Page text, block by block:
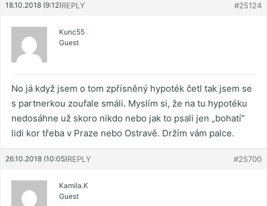
18.10.2018 (9:12) #25124
REPLY
Kunc55
Guest
No já když jsem o tom zpřísněný hypoték četl tak jsem se
s partnerkou zoufale smáli. Myslím si, že na tu hypotéku
nedosáhne už skoro nikdo nebo jak to psali jen „bohatí“
lidi kor třeba v Praze nebo Ostravě. Držím vám palce.
26.10.2018 (10:05) #25700
REPLY
Kamila.K
Guest